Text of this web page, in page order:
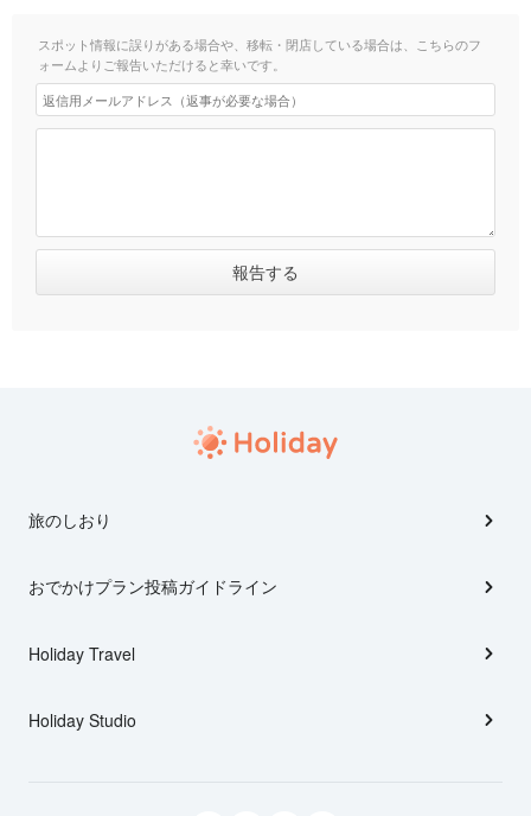
スポット情報に誤りがある場合や、移転・閉店している場合は、こちらのフ
ォームよりご報告いただけると幸いです。
旅のしおり
おでかけプラン投稿ガイドライン
Holiday Travel
Holiday Studio